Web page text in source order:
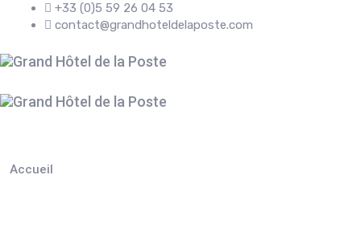
+33 (0)5 59 26 04 53
contact@grandhoteldelaposte.com
Accueil